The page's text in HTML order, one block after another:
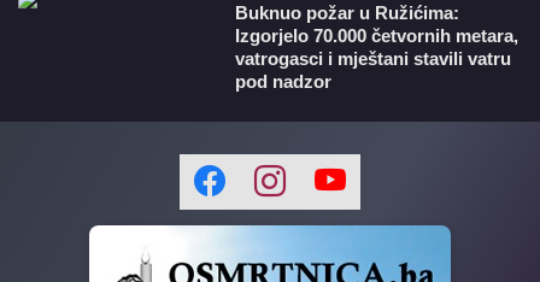
Buknuo požar u Ružićima:
Izgorjelo 70.000 četvornih metara,
vatrogasci i mještani stavili vatru
pod nadzor